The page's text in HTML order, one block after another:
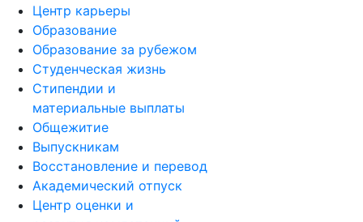
Центр карьеры
Образование
Образование за рубежом
Студенческая жизнь
Стипендии и
материальные выплаты
Общежитие
Выпускникам
Восстановление и перевод
Академический отпуск
Центр оценки и